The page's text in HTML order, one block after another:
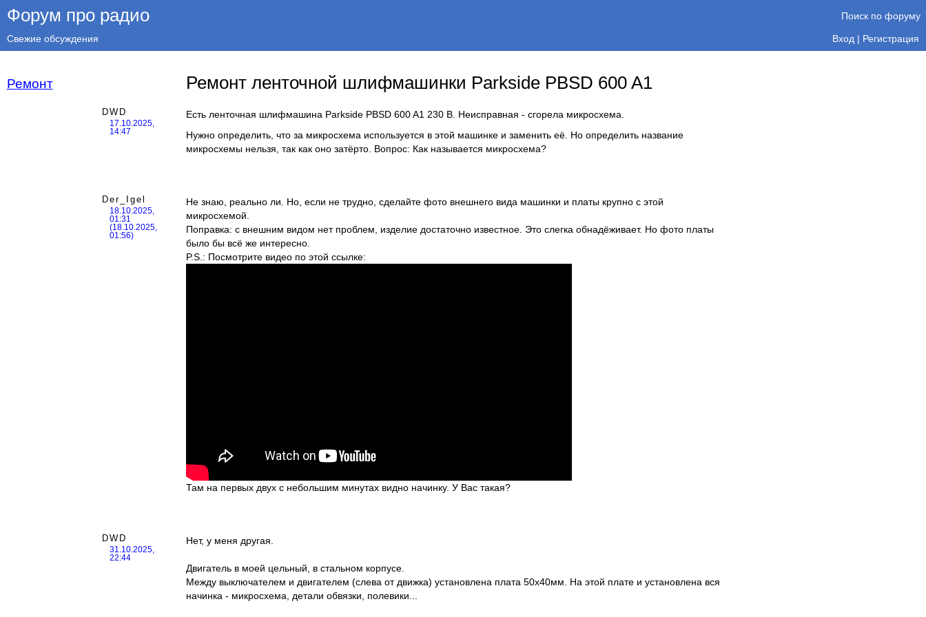
Форум про радио Поиск по форуму
Свежие обсуждения Вход | Регистрация
Ремонт Ремонт ленточной шлифмашинки Parkside PBSD 600 A1
DWD
17.10.2025,
14:47
Есть ленточная шлифмашина Parkside PBSD 600 A1 230 В. Неисправная - сгорела микросхема.
Нужно определить, что за микросхема используется в этой машинке и заменить её. Но определить название
микросхемы нельзя, так как оно затёрто. Вопрос: Как называется микросхема?
Der_Igel
18.10.2025,
01:31
(18.10.2025,
01:56)
Не знаю, реально ли. Но, если не трудно, сделайте фото внешнего вида машинки и платы крупно с этой
микросхемой.
Поправка: с внешним видом нет проблем, изделие достаточно известное. Это слегка обнадёживает. Но фото платы
было бы всё же интересно.
P.S.: Посмотрите видео по этой ссылке:
Там на первых двух с небольшим минутах видно начинку. У Вас такая?
DWD
31.10.2025,
22:44
Нет, у меня другая.
Двигатель в моей цельный, в стальном корпусе.
Между выключателем и двигателем (слева от движка) установлена плата 50х40мм. На этой плате и установлена вся
начинка - микросхема, детали обвязки, полевики...